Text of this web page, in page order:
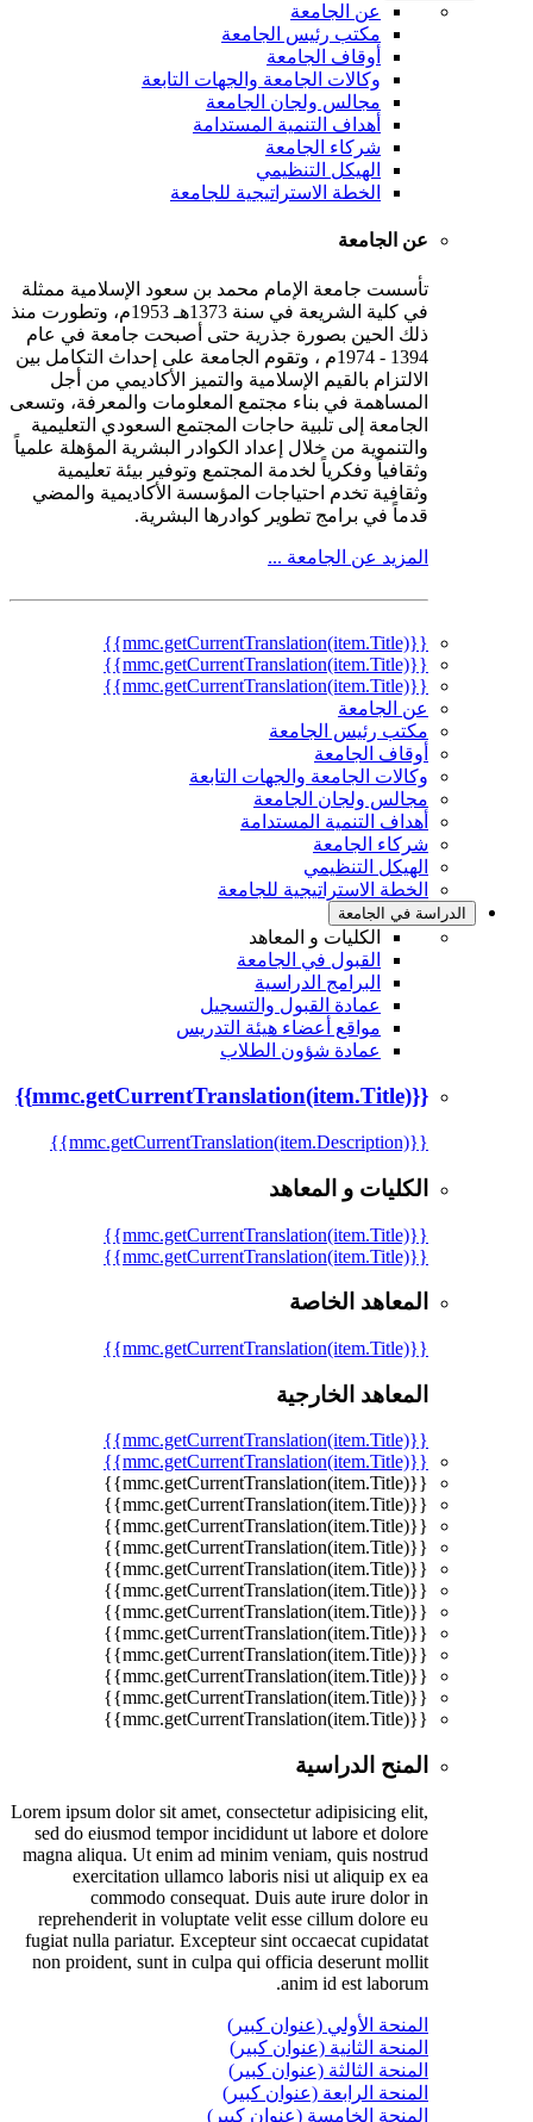
عن الجامعة
مكتب رئيس الجامعة
أوقاف الجامعة
وكالات الجامعة والجهات التابعة
مجالس ولجان الجامعة
أهداف التنمية المستدامة
شركاء الجامعة
الهيكل التنظيمي
الخطة الاستراتيجية للجامعة
عن الجامعة
تأسست جامعة الإمام محمد بن سعود الإسلامية ممثلة
في كلية الشريعة في سنة 1373هـ 1953م، وتطورت منذ
ذلك الحين بصورة جذرية حتى أصبحت جامعة في عام
1394 - 1974م ، وتقوم الجامعة على إحداث التكامل بين
الالتزام بالقيم الإسلامية والتميز الأكاديمي من أجل
المساهمة في بناء مجتمع المعلومات والمعرفة، وتسعى
الجامعة إلى تلبية حاجات المجتمع السعودي التعليمية
والتنموية من خلال إعداد الكوادر البشرية المؤهلة علمياً
وثقافياً وفكرياً لخدمة المجتمع وتوفير بيئة تعليمية
وثقافية تخدم احتياجات المؤسسة الأكاديمية والمضي
قدماً في برامج تطوير كوادرها البشرية.
المزيد عن الجامعة ...
{{mmc.getCurrentTranslation(item.Title)}}
{{mmc.getCurrentTranslation(item.Title)}}
{{mmc.getCurrentTranslation(item.Title)}}
عن الجامعة
مكتب رئيس الجامعة
أوقاف الجامعة
وكالات الجامعة والجهات التابعة
مجالس ولجان الجامعة
أهداف التنمية المستدامة
شركاء الجامعة
الهيكل التنظيمي
الخطة الاستراتيجية للجامعة
الدراسة في الجامعة
الكليات و المعاهد
القبول في الجامعة
البرامج الدراسية
عمادة القبول والتسجيل
مواقع أعضاء هيئة التدريس
عمادة شؤون الطلاب
{{mmc.getCurrentTranslation(item.Title)}}
{{mmc.getCurrentTranslation(item.Description)}}
الكليات و المعاهد
{{mmc.getCurrentTranslation(item.Title)}}
{{mmc.getCurrentTranslation(item.Title)}}
المعاهد الخاصة
{{mmc.getCurrentTranslation(item.Title)}}
المعاهد الخارجية
{{mmc.getCurrentTranslation(item.Title)}}
{{mmc.getCurrentTranslation(item.Title)}}
{{mmc.getCurrentTranslation(item.Title)}}
{{mmc.getCurrentTranslation(item.Title)}}
{{mmc.getCurrentTranslation(item.Title)}}
{{mmc.getCurrentTranslation(item.Title)}}
{{mmc.getCurrentTranslation(item.Title)}}
{{mmc.getCurrentTranslation(item.Title)}}
{{mmc.getCurrentTranslation(item.Title)}}
{{mmc.getCurrentTranslation(item.Title)}}
{{mmc.getCurrentTranslation(item.Title)}}
{{mmc.getCurrentTranslation(item.Title)}}
{{mmc.getCurrentTranslation(item.Title)}}
{{mmc.getCurrentTranslation(item.Title)}}
المنح الدراسية
Lorem ipsum dolor sit amet, consectetur adipisicing elit,
sed do eiusmod tempor incididunt ut labore et dolore
magna aliqua. Ut enim ad minim veniam, quis nostrud
exercitation ullamco laboris nisi ut aliquip ex ea
commodo consequat. Duis aute irure dolor in
reprehenderit in voluptate velit esse cillum dolore eu
fugiat nulla pariatur. Excepteur sint occaecat cupidatat
non proident, sunt in culpa qui officia deserunt mollit
anim id est laborum.
المنحة الأولي (عنوان كبير)
المنحة الثانية (عنوان كبير)
المنحة الثالثة (عنوان كبير)
المنحة الرابعة (عنوان كبير)
المنحة الخامسة (عنوان كبير)